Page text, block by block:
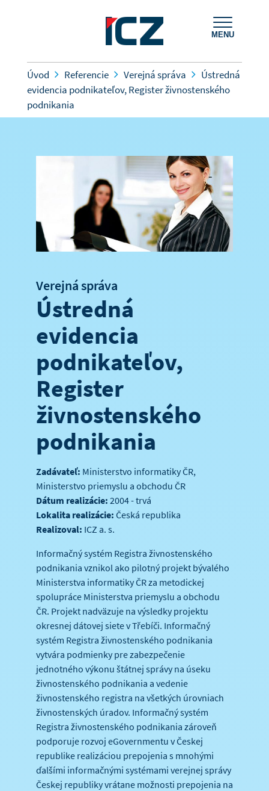
MENU
Úvod Referencie Verejná správa
Ústredná
evidencia podnikateľov, Register živnostenského
podnikania
Verejná správa
Ústredná
evidencia
podnikateľov,
Register
živnostenského
podnikania
Zadávateľ: Ministerstvo informatiky ČR,
Ministerstvo priemyslu a obchodu ČR
Dátum realizácie: 2004 - trvá
Lokalita realizácie: Česká republika
Realizoval: ICZ a. s.
Informačný systém Registra živnostenského
podnikania vznikol ako pilotný projekt bývalého
Ministerstva informatiky ČR za metodickej
spolupráce Ministerstva priemyslu a obchodu
ČR. Projekt nadväzuje na výsledky projektu
okresnej dátovej siete v Třebíči. Informačný
systém Registra živnostenského podnikania
vytvára podmienky pre zabezpečenie
jednotného výkonu štátnej správy na úseku
živnostenského podnikania a vedenie
živnostenského registra na všetkých úrovniach
živnostenských úradov. Informačný systém
Registra živnostenského podnikania zároveň
podporuje rozvoj eGovernmentu v Českej
republike realizáciou prepojenia s mnohými
ďalšími informačnými systémami verejnej správy
Českej republiky vrátane možnosti prepojenia na